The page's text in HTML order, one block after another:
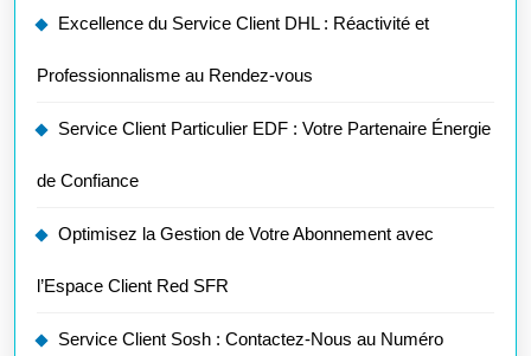
Excellence du Service Client DHL : Réactivité et
Professionnalisme au Rendez-vous
Service Client Particulier EDF : Votre Partenaire Énergie
de Confiance
Optimisez la Gestion de Votre Abonnement avec
l’Espace Client Red SFR
Service Client Sosh : Contactez-Nous au Numéro